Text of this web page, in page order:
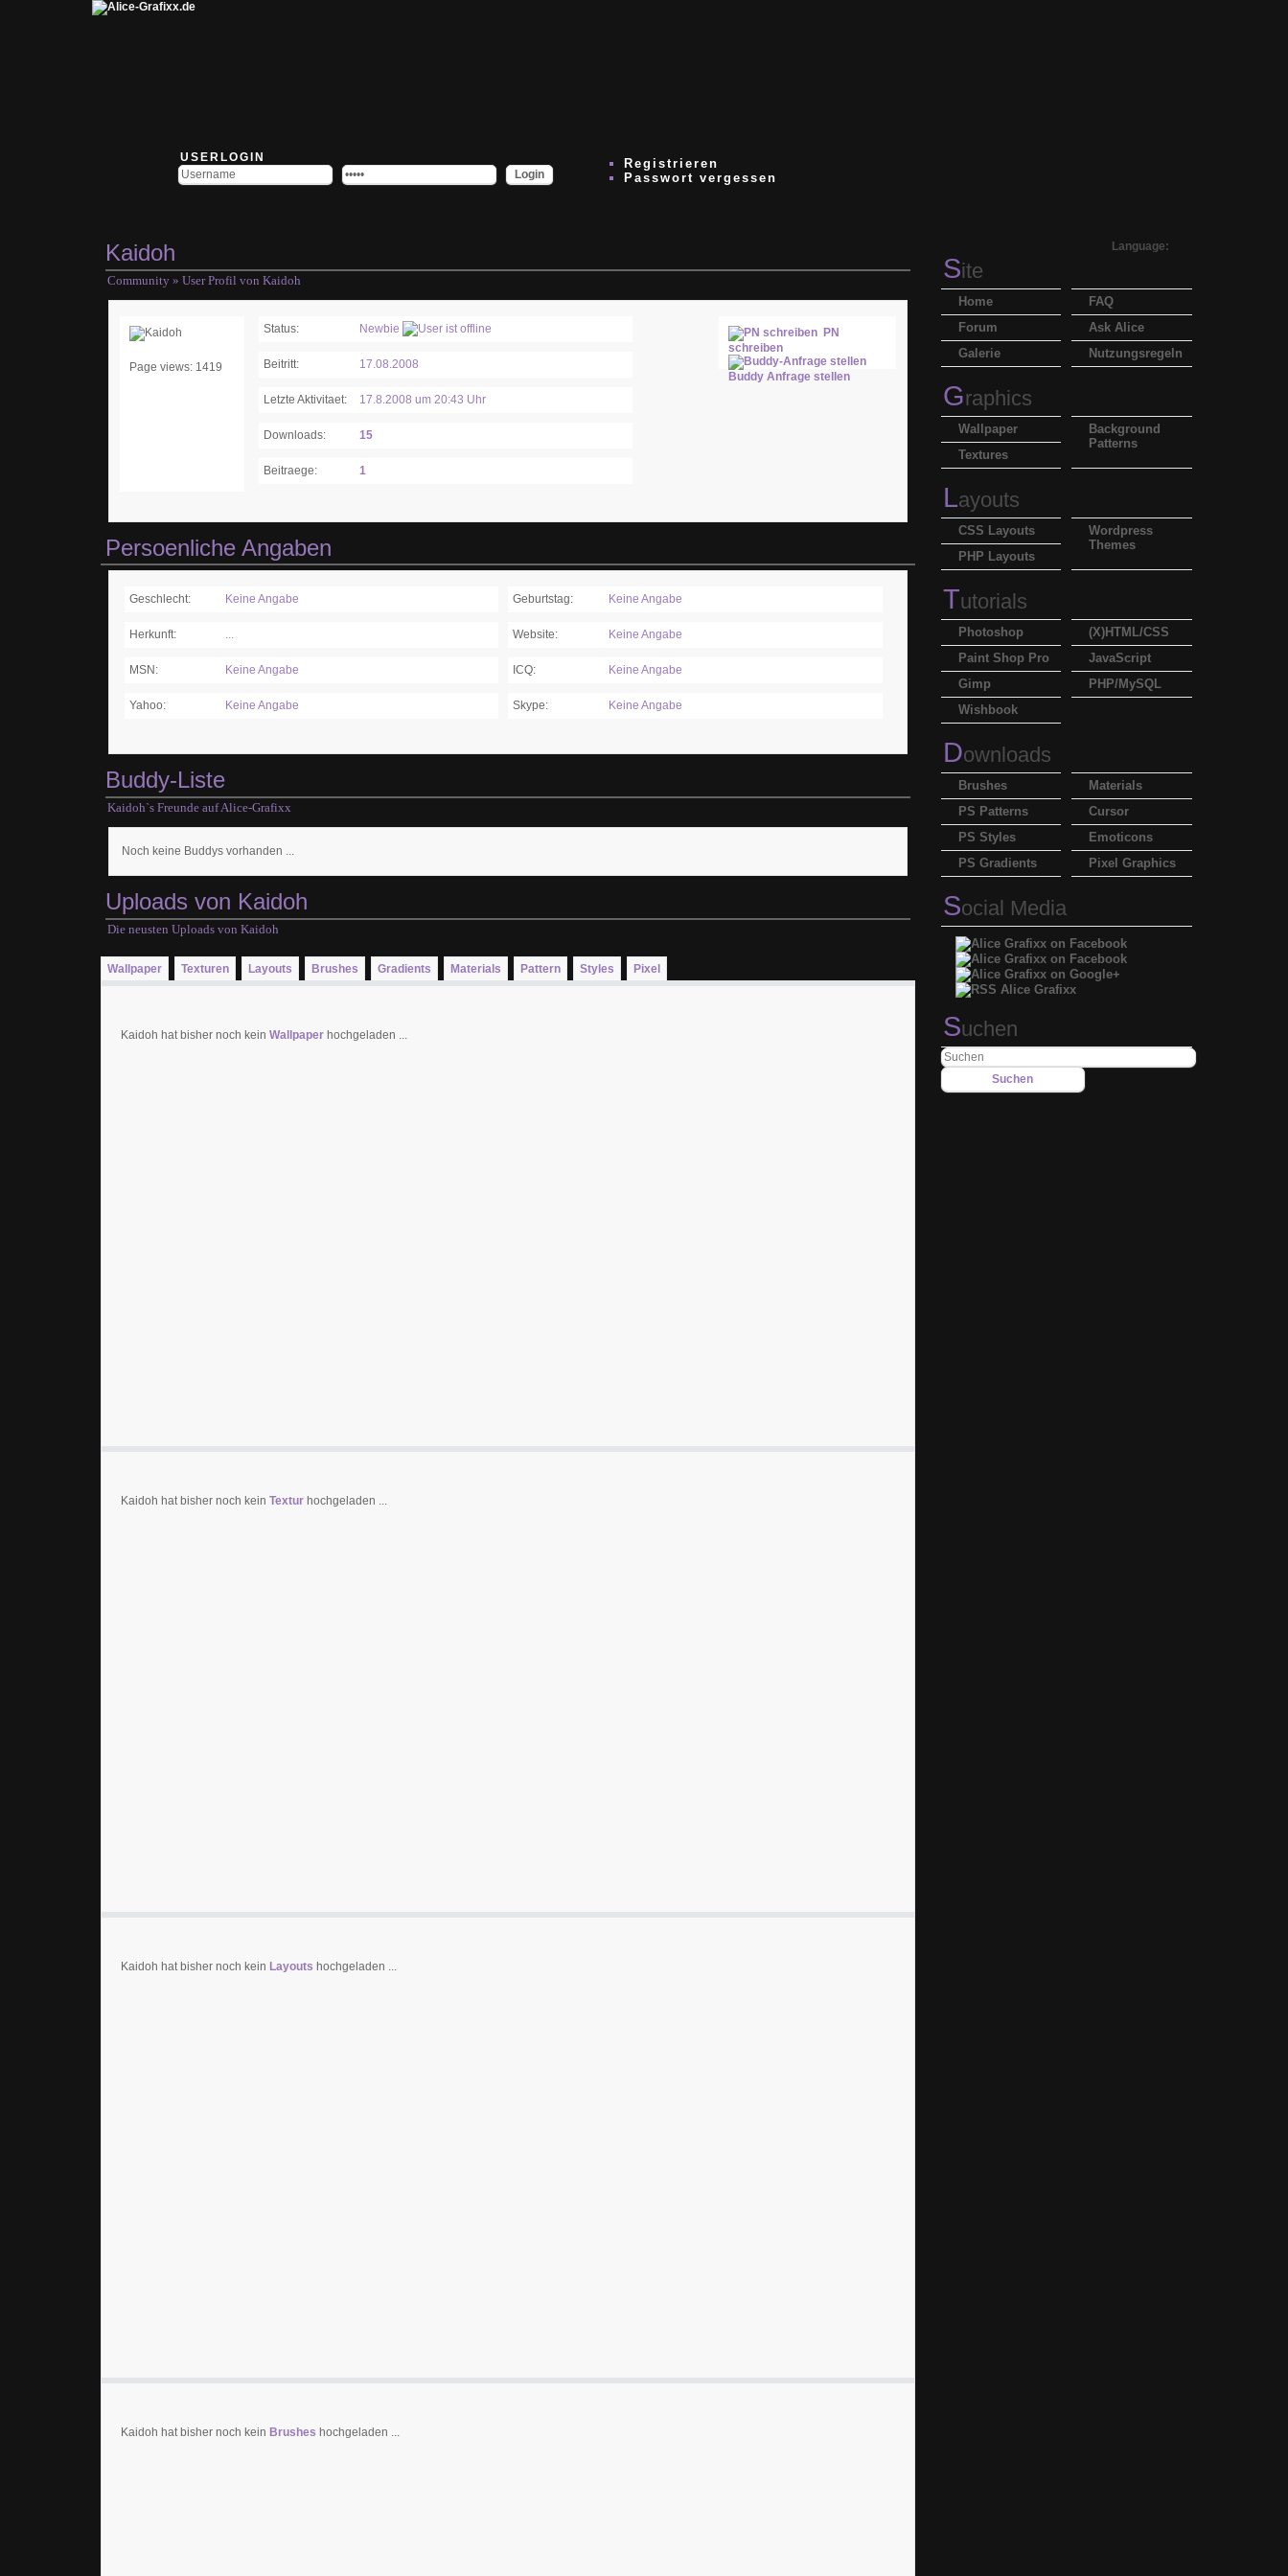
USERLOGIN
Registrieren
Passwort vergessen
Kaidoh
Community» User Profil von Kaidoh
Page views: 1419
PN
schreiben
Buddy Anfrage stellen
Status: Newbie
Beitritt: 17.08.2008
Letzte Aktivitaet: 17.8.2008 um 20:43 Uhr
Downloads: 15
Beitraege: 1
Persoenliche Angaben
Geschlecht: Keine Angabe Geburtstag: Keine Angabe
Herkunft: ... Website: Keine Angabe
MSN: Keine Angabe ICQ: Keine Angabe
Yahoo: Keine Angabe Skype: Keine Angabe
Buddy-Liste
Kaidoh`s Freunde auf Alice-Grafixx
Noch keine Buddys vorhanden ...
Uploads von Kaidoh
Die neusten Uploads von Kaidoh
Wallpaper Texturen Layouts Brushes Gradients Materials Pattern Styles Pixel
Kaidoh hat bisher noch kein Wallpaperhochgeladen ...
Kaidoh hat bisher noch kein Texturhochgeladen ...
Kaidoh hat bisher noch kein Layouts hochgeladen ...
Kaidoh hat bisher noch kein Brushes hochgeladen ...
Language:
Site
FAQ
Ask Alice
Nutzungsregeln
Home
Forum
Galerie
Graphics
Background
Patterns
Wallpaper
Textures
Layouts
Wordpress
Themes
CSS Layouts
PHP Layouts
Tutorials
(X)HTML/CSS
JavaScript
PHP/MySQL
Photoshop
Paint Shop Pro
Gimp
Wishbook
Downloads
Materials
Cursor
Emoticons
Pixel Graphics
Brushes
PS Patterns
PS Styles
PS Gradients
Social Media
Suchen